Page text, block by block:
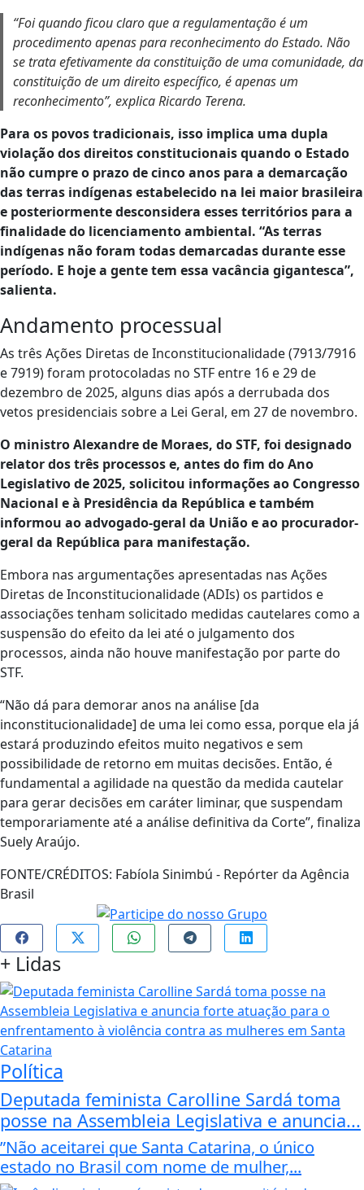
“Foi quando ficou claro que a regulamentação é um
procedimento apenas para reconhecimento do Estado. Não
se trata efetivamente da constituição de uma comunidade, da
constituição de um direito específico, é apenas um
reconhecimento”, explica Ricardo Terena.
Para os povos tradicionais, isso implica uma dupla
violação dos direitos constitucionais quando o Estado
não cumpre o prazo de cinco anos para a demarcação
das terras indígenas estabelecido na lei maior brasileira
e posteriormente desconsidera esses territórios para a
finalidade do licenciamento ambiental. “As terras
indígenas não foram todas demarcadas durante esse
período. E hoje a gente tem essa vacância gigantesca”,
salienta.
Andamento processual
As três Ações Diretas de Inconstitucionalidade (7913/7916
e 7919) foram protocoladas no STF entre 16 e 29 de
dezembro de 2025, alguns dias após a derrubada dos
vetos presidenciais sobre a Lei Geral, em 27 de novembro.
O ministro Alexandre de Moraes, do STF, foi designado
relator dos três processos e, antes do fim do Ano
Legislativo de 2025, solicitou informações ao Congresso
Nacional e à Presidência da República e também
informou ao advogado-geral da União e ao procurador-
geral da República para manifestação.
Embora nas argumentações apresentadas nas Ações
Diretas de Inconstitucionalidade (ADIs) os partidos e
associações tenham solicitado medidas cautelares como a
suspensão do efeito da lei até o julgamento dos
processos, ainda não houve manifestação por parte do
STF.
“Não dá para demorar anos na análise [da
inconstitucionalidade] de uma lei como essa, porque ela já
estará produzindo efeitos muito negativos e sem
possibilidade de retorno em muitas decisões. Então, é
fundamental a agilidade na questão da medida cautelar
para gerar decisões em caráter liminar, que suspendam
temporariamente até a análise definitiva da Corte”, finaliza
Suely Araújo.
FONTE/CRÉDITOS: Fabíola Sinimbú - Repórter da Agência
Brasil
+ Lidas
Política
Deputada feminista Carolline Sardá toma
posse na Assembleia Legislativa e anuncia...
”Não aceitarei que Santa Catarina, o único
estado no Brasil com nome de mulher,...